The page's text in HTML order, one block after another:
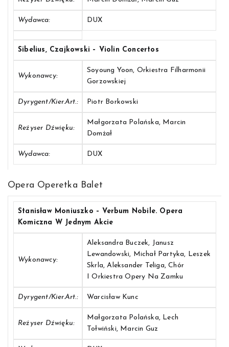
Wydawca: DUX
Sibelius, Czajkowski – Violin Concertos
Wykonawcy:
Soyoung Yoon, Orkiestra Filharmonii
Gorzowskiej
Dyrygent/Kier.art.: Piotr Borkowski
Reżyser Dźwięku:
Małgorzata Polańska, Marcin
Domżał
Wydawca: DUX
Opera Operetka Balet
Stanisław Moniuszko – Verbum Nobile. Opera
Komiczna W Jednym Akcie
Wykonawcy:
Aleksandra Buczek, Janusz
Lewandowski, Michał Partyka, Leszek
Skrla, Aleksander Teliga, Chór
I Orkiestra Opery Na Zamku
Dyrygent/Kier.art.: Warcisław Kunc
Reżyser Dźwięku:
Małgorzata Polańska, Lech
Tołwiński, Marcin Guz